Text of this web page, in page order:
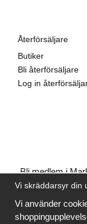
Återförsäljare
Butiker
Bli återförsäljare
Log in
Bli medlem i
på vårt
mönstret. Du
Vi skräddarsyr din
Vi använder